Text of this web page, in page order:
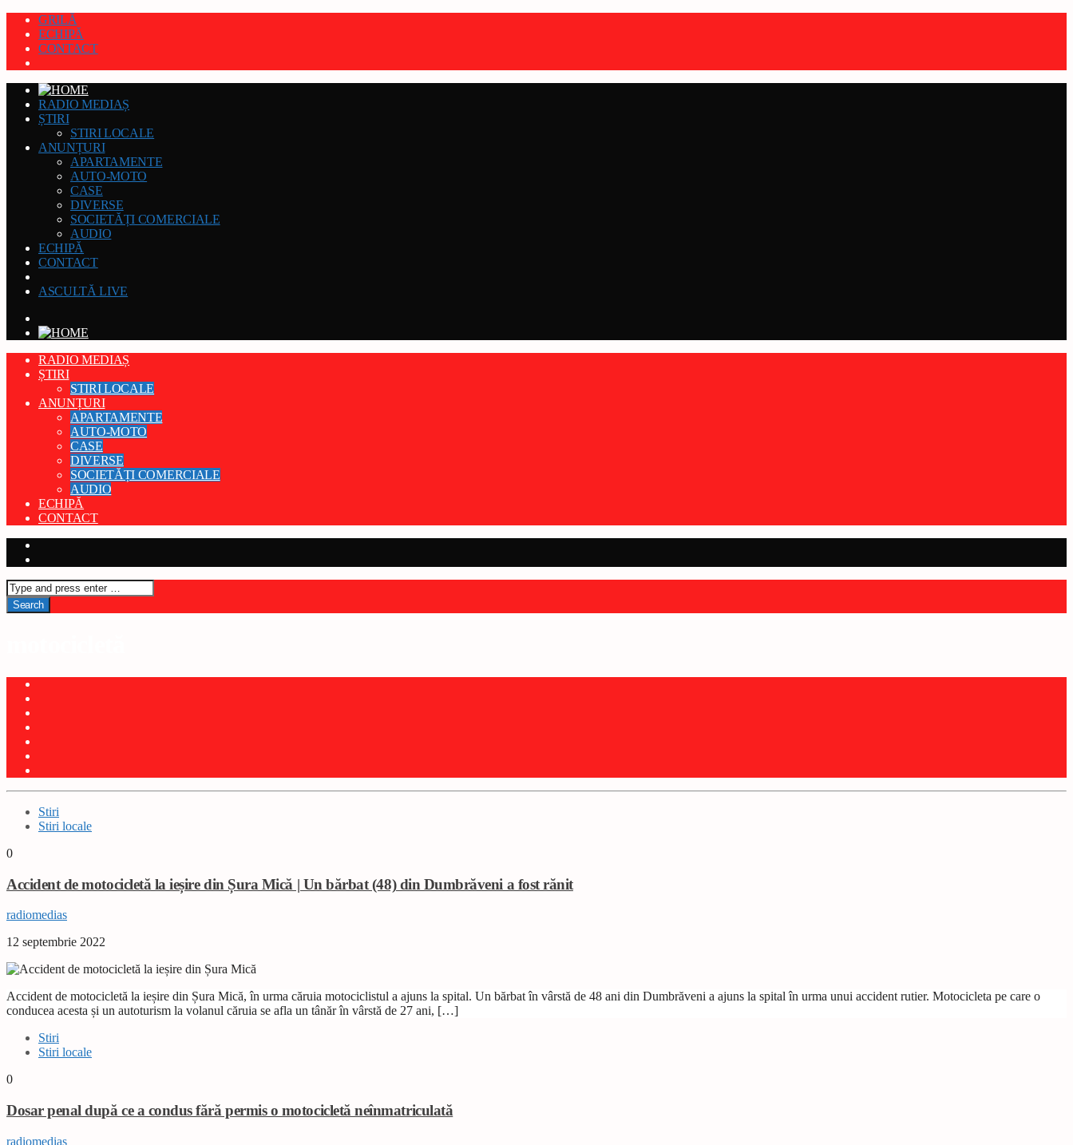
GRILĂ
ECHIPĂ
CONTACT
RADIO MEDIAȘ
ȘTIRI
STIRI LOCALE
ANUNȚURI
APARTAMENTE
AUTO-MOTO
CASE
DIVERSE
SOCIETĂȚI COMERCIALE
AUDIO
ECHIPĂ
CONTACT
ASCULTĂ LIVE
RADIO MEDIAȘ
ȘTIRI
STIRI LOCALE
ANUNȚURI
APARTAMENTE
AUTO-MOTO
CASE
DIVERSE
SOCIETĂȚI COMERCIALE
AUDIO
ECHIPĂ
CONTACT
Stiri
Stiri locale
0
Accident de motocicletă la ieșire din Șura Mică | Un bărbat (48) din Dumbrăveni a fost rănit
radiomedias
12 septembrie 2022
Accident de motocicletă la ieșire din Șura Mică, în urma căruia motociclistul a ajuns la spital. Un bărbat în vârstă de 48 ani din Dumbrăveni a ajuns la spital în urma unui accident rutier. Motocicleta pe care o
conducea acesta și un autoturism la volanul căruia se afla un tânăr în vârstă de 27 ani, […]
Stiri
Stiri locale
0
Dosar penal după ce a condus fără permis o motocicletă neînmatriculată
radiomedias